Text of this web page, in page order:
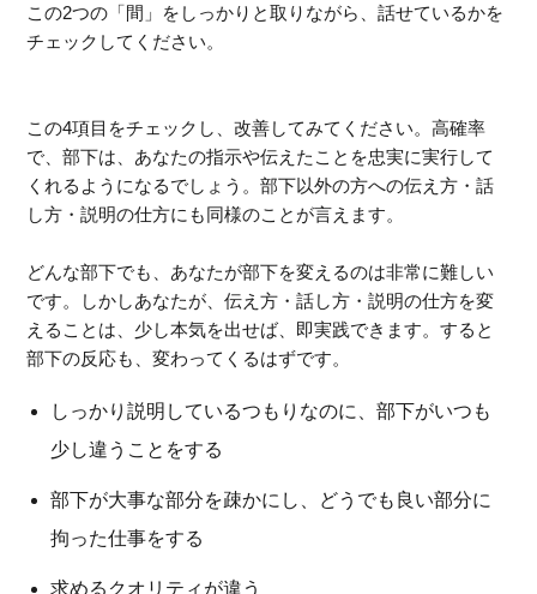
この2つの「間」をしっかりと取りながら、話せているかを
チェックしてください。
この4項目をチェックし、改善してみてください。高確率
で、部下は、あなたの指示や伝えたことを忠実に実行して
くれるようになるでしょう。部下以外の方への伝え方・話
し方・説明の仕方にも同様のことが言えます。
どんな部下でも、あなたが部下を変えるのは非常に難しい
です。しかしあなたが、伝え方・話し方・説明の仕方を変
えることは、少し本気を出せば、即実践できます。すると
部下の反応も、変わってくるはずです。
しっかり説明しているつもりなのに、部下がいつも
少し違うことをする
部下が大事な部分を疎かにし、どうでも良い部分に
拘った仕事をする
求めるクオリティが違う